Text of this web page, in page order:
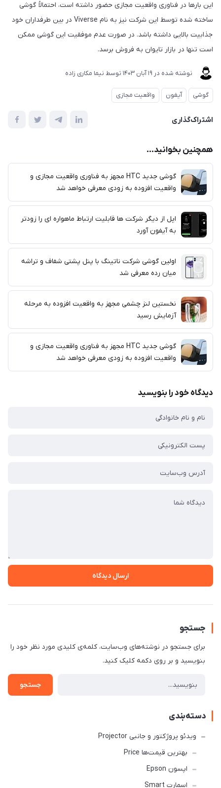
این بارها در فناوری واقعیت مجازی حضور داشته است، احتمالاً گوشی
ساخته شده توسط این شرکت نیز به نام Viverse در بین طرفداران خود
جذابیت بالایی داشته باشد. در صورت عدم موفقیت این گوشی ممکن
است تنها در بازار تایوان به فروش برسد.
نوشته شده در 19 آبان 1403 توسط نیما مکاری زاده
گوشی آیفون واقعیت مجازی
اشتراک‌گذاری
همچنین بخوانید...
گوشی جدید HTC مجهز به فناوری واقعیت مجازی و
واقعیت افزوده به زودی معرفی خواهد شد
اپل از دیگر شرکت ها قابلیت ارتباط ماهواره ای را زودتر
به آیفون آورد
اولین گوشی شرکت ناتینگ با پنل پشتی شفاف و تراشه
میان رده معرفی شد
نخستین لنز چشمی مجهز به واقعیت افزوده به مرحله
آزمایش رسید
گوشی جدید HTC مجهز به فناوری واقعیت مجازی و
واقعیت افزوده به زودی معرفی خواهد شد
دیدگاه خود را بنویسید
ارسال دیدگاه
جستجو
برای جستجو در نوشته‌های وب‌سایت، کلمه‌ی کلیدی مورد نظر خود را
بنویسید و بر روی دکمه کلیک کنید.
جستجو
دسته‌بندی
ویدئو پروژکتور و جانبی Projector
بهترین قیمت‌ها Price
اپسون Epson
اسمارت Smart